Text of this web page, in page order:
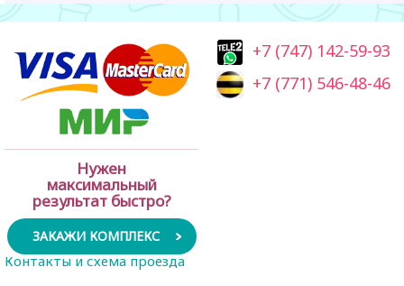
Нужен
максимальный
результат быстро?
ЗАКАЖИ КОМПЛЕКС
+7 (747) 142-59-93
+7 (771) 546-48-46
Контакты и схема проезда